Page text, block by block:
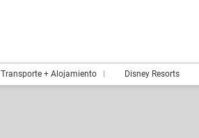
Transporte + Alojamiento Disney Resorts